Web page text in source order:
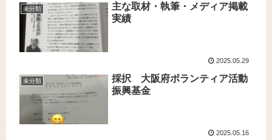
未分類
主な取材・執筆・メディア掲載
実績
2025.05.29
未分類
採択 大阪府ボランティア活動
振興基金
2025.05.16